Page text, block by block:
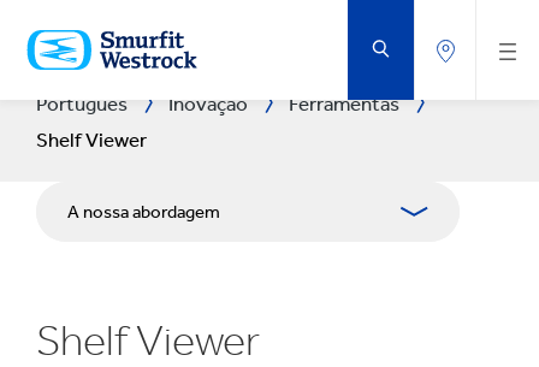
AO
CONTEÚDO
PRINCIPAL
Português Inovação
Ferramentas
Shelf Viewer
A nossa abordagem
Centros de I&D
Shelf Viewer